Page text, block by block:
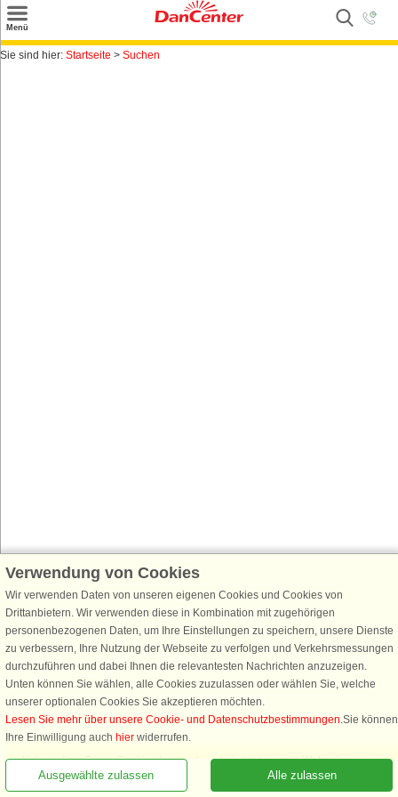
Rufen Sie an, um zu buchen
Menü
Suchen
Sie sind hier: Startseite > Suchen
Verwendung von Cookies
Wir verwenden Daten von unseren eigenen Cookies und Cookies von
Drittanbietern. Wir verwenden diese in Kombination mit zugehörigen
personenbezogenen Daten, um Ihre Einstellungen zu speichern, unsere Dienste
zu verbessern, Ihre Nutzung der Webseite zu verfolgen und Verkehrsmessungen
durchzuführen und dabei Ihnen die relevantesten Nachrichten anzuzeigen.
Unten können Sie wählen, alle Cookies zuzulassen oder wählen Sie, welche
unserer optionalen Cookies Sie akzeptieren möchten.
Lesen Sie mehr über unsere Cookie- und Datenschutzbestimmungen.Sie können
Ihre Einwilligung auch hier widerrufen.
Notwendige: Diese Cookies tragen dazu bei, dass unsere Webseite
funktioniert, indem sie grundlegende Funktionen, wie das Erinnern an die
Alle zulassen
Ausgewählte zulassen